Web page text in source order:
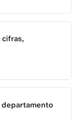
cifras,
departamento